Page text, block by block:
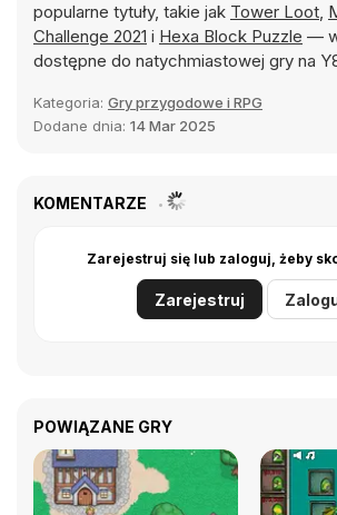
popularne tytuły, takie jak Tower Loot,
Challenge 2021 i Hexa Block Puzzle —
dostępne do natychmiastowej gry na
Kategoria: Gry przygodowe i RPG
Dodane dnia: 14 Mar 2025
KOMENTARZE
Zarejestruj się lub zaloguj, żeby
Zarejestruj
POWIĄZANE GRY